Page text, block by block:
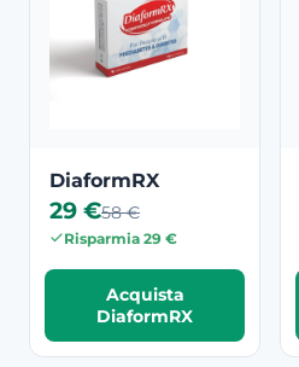
DiaformRX
29 €58 €
Risparmia 29 €
Acquista
DiaformRX